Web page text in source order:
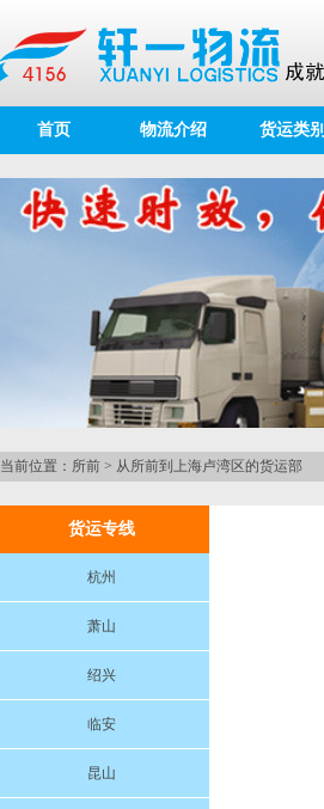
首页 物流介绍 货运类别
当前位置： 所前 > 从所前到上海卢湾区的货运部
货运专线
杭州
萧山
绍兴
临安
昆山